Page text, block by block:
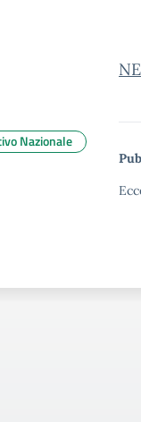
Nazionale